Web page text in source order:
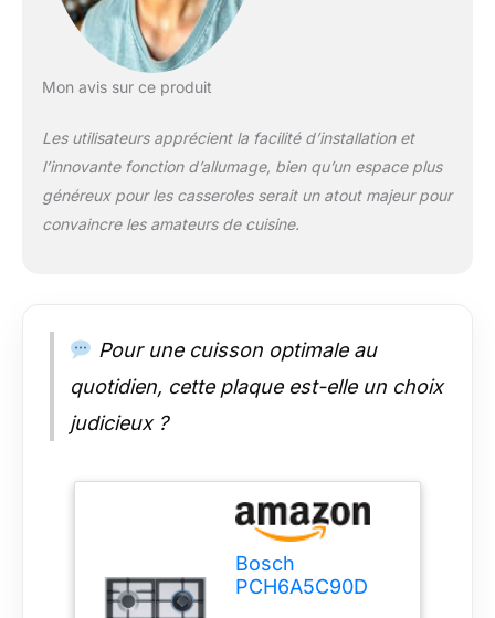
Mon avis sur ce produit
Les utilisateurs apprécient la facilité d’installation et
l’innovante fonction d’allumage, bien qu’un espace plus
généreux pour les casseroles serait un atout majeur pour
convaincre les amateurs de cuisine.
Pour une cuisson optimale au
quotidien, cette plaque est-elle un choix
judicieux ?
Bosch
PCH6A5C90D